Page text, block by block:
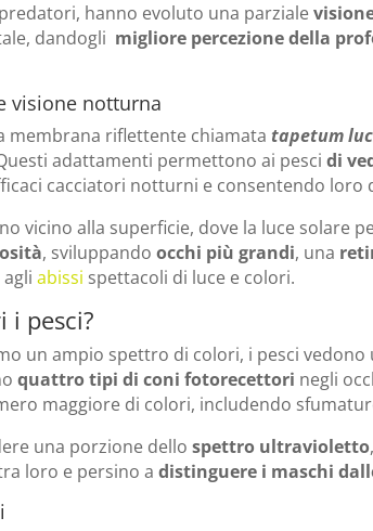
hanno evoluto una parziale
dandogli migliore percezione della
visione notturna
membrana riflettente chiamata tapetum
adattamenti permettono ai pesci di
cacciatori notturni e consentendo
vicino alla superficie, dove la luce solare
, sviluppando occhi più grandi, una
abissi spettacoli di luce e colori.
i pesci?
un ampio spettro di colori, i pesci
quattro tipi di coni fotorecettori negli
maggiore di colori, includendo
una porzione dello spettro ultravioletto
loro e persino a distinguere i maschi